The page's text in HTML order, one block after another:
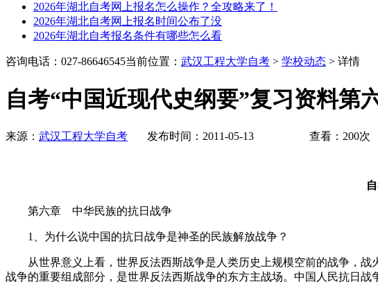
2026年湖北自考网上报名怎么操作？全攻略来了！
2026年湖北自考网上报名时间公布了没
2026年湖北自考报名条件有哪些怎么看
咨询电话：027-86646545当前位置： 武汉工程大学自考 > 学校动态 > 详情
自考“中国近现代史纲要”复习资料第
来源： 武汉工程大学自考 发布时间：2011-05-13 查看：200次
第六章 中华民族的抗日战争
1、为什么说中国的抗日战争是神圣的民族解放战争？
从世界意义上看，世界反法西斯战争是人类历史上规模空前的战争，战
战争的重要组成部分，是世界反法西斯战争的东方主战场。中国人民抗日